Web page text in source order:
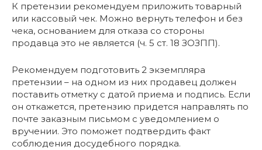
К претензии рекомендуем приложить товарный
или кассовый чек. Можно вернуть телефон и без
чека, основанием для отказа со стороны
продавца это не является (ч. 5 ст. 18 ЗОЗПП).
Рекомендуем подготовить 2 экземпляра
претензии – на одном из них продавец должен
поставить отметку с датой приема и подпись. Если
он откажется, претензию придется направлять по
почте заказным письмом с уведомлением о
вручении. Это поможет подтвердить факт
соблюдения досудебного порядка.